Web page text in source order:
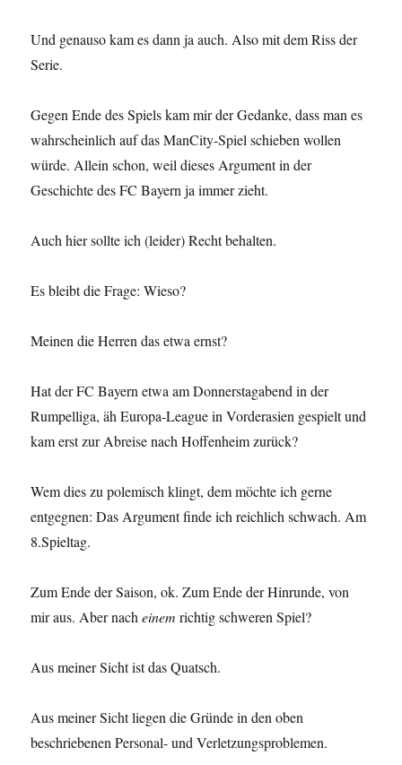
Und genauso kam es dann ja auch. Also mit dem Riss der
Serie.
Gegen Ende des Spiels kam mir der Gedanke, dass man es
wahrscheinlich auf das ManCity-Spiel schieben wollen
würde. Allein schon, weil dieses Argument in der
Geschichte des FC Bayern ja immer zieht.
Auch hier sollte ich (leider) Recht behalten.
Es bleibt die Frage: Wieso?
Meinen die Herren das etwa ernst?
Hat der FC Bayern etwa am Donnerstagabend in der
Rumpelliga, äh Europa-League in Vorderasien gespielt und
kam erst zur Abreise nach Hoffenheim zurück?
Wem dies zu polemisch klingt, dem möchte ich gerne
entgegnen: Das Argument finde ich reichlich schwach. Am
8.Spieltag.
Zum Ende der Saison, ok. Zum Ende der Hinrunde, von
mir aus. Aber nacheinem richtig schweren Spiel?
Aus meiner Sicht ist das Quatsch.
Aus meiner Sicht liegen die Gründe in den oben
beschriebenen Personal- und Verletzungsproblemen.